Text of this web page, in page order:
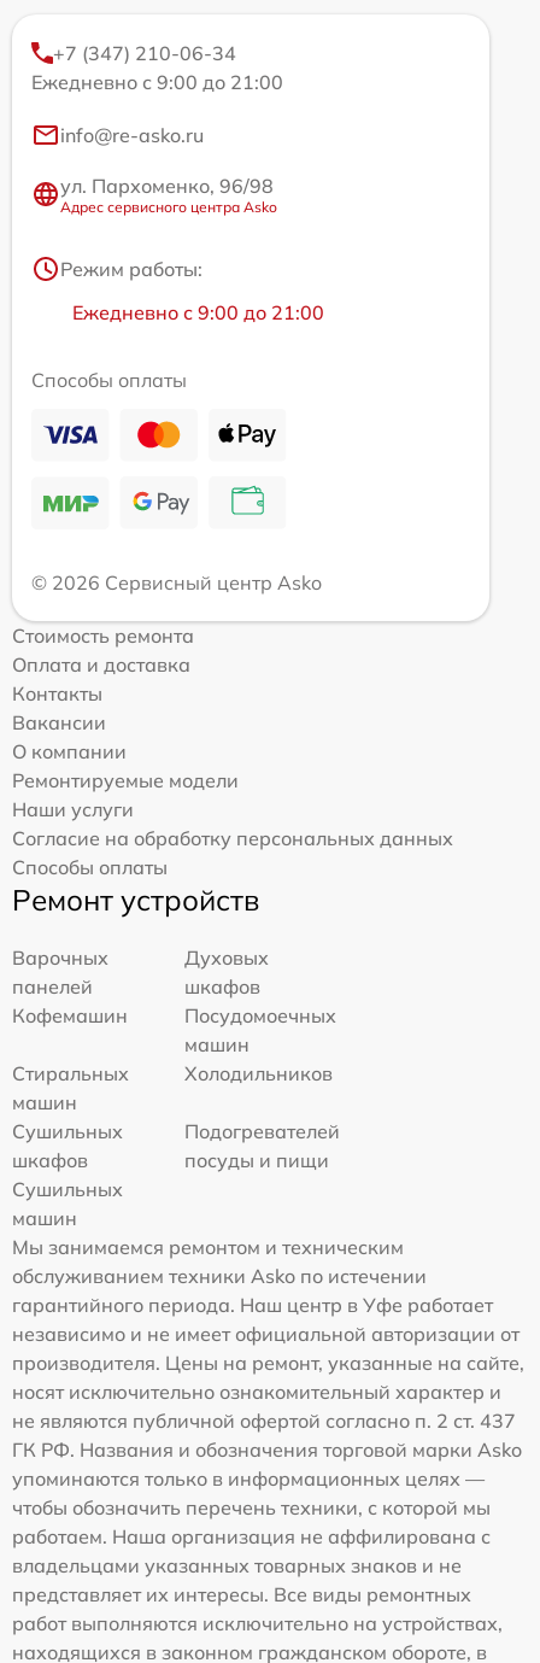
+7 (347) 210-06-34
Ежедневно с 9:00 до 21:00
info@re-asko.ru
ул. Пархоменко, 96/98
Адрес сервисного центра Asko
Режим работы:
Ежедневно с 9:00 до 21:00
Способы оплаты
© 2026 Сервисный центр Asko
Стоимость ремонта
Оплата и доставка
Контакты
Вакансии
О компании
Ремонтируемые модели
Наши услуги
Согласие на обработку персональных данных
Способы оплаты
Ремонт устройств
Варочных
панелей
Духовых
шкафов
Кофемашин
Посудомоечных
машин
Стиральных
машин
Холодильников
Сушильных
шкафов
Подогревателей
посуды и пищи
Сушильных
машин
Мы занимаемся ремонтом и техническим
обслуживанием техники Asko по истечении
гарантийного периода. Наш центр в Уфе работает
независимо и не имеет официальной авторизации от
производителя. Цены на ремонт, указанные на сайте,
носят исключительно ознакомительный характер и
не являются публичной офертой согласно п. 2 ст. 437
ГК РФ. Названия и обозначения торговой марки Asko
упоминаются только в информационных целях —
чтобы обозначить перечень техники, с которой мы
работаем. Наша организация не аффилирована с
владельцами указанных товарных знаков и не
представляет их интересы. Все виды ремонтных
работ выполняются исключительно на устройствах,
находящихся в законном гражданском обороте, в